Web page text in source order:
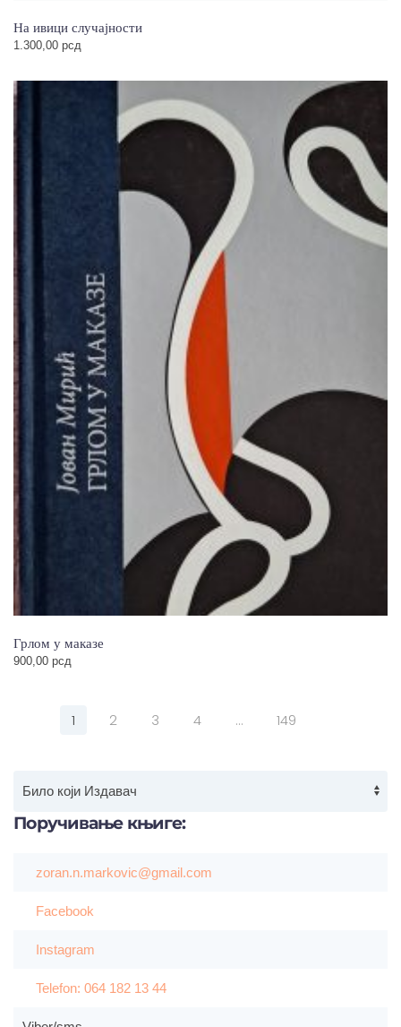
На ивици случајности
1.300,00 рсд
Грлом у маказе
900,00 рсд
1 2 3 4 … 149
Поручивањекњиге:
zoran.n.markovic@gmail.com
Facebook
Instagram
Telefon: 064 182 13 44